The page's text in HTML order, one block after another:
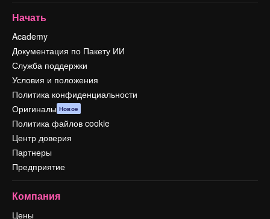
Начать
Academy
Документация по Пакету ИИ
Служба поддержки
Условия и положения
Политика конфиденциальности
Оригиналы Новое
Политика файлов cookie
Центр доверия
Партнеры
Предприятие
Компания
Цены